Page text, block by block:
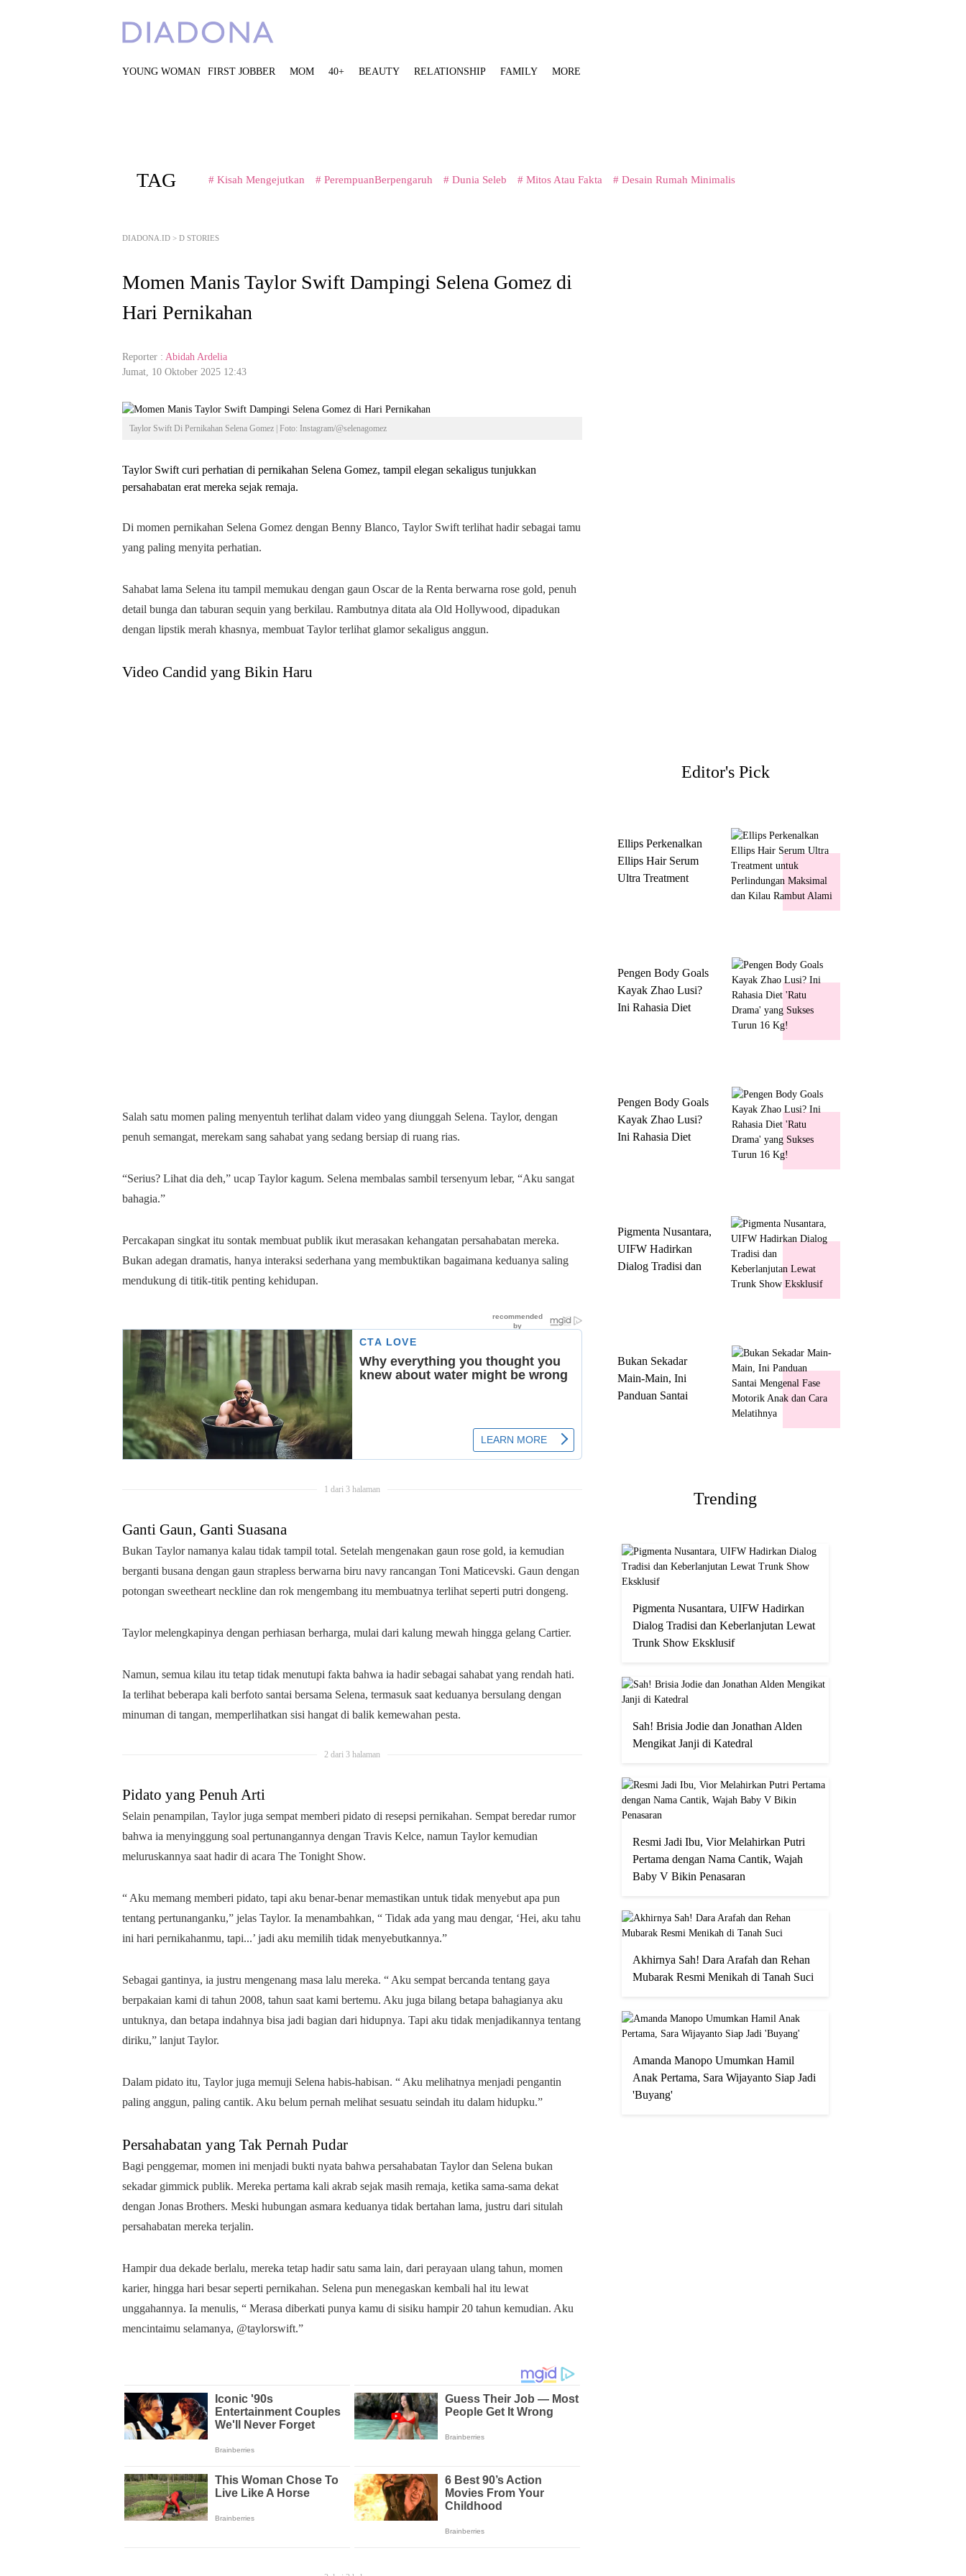
YOUNG WOMAN FIRST JOBBER MOM 40+ BEAUTY RELATIONSHIP FAMILY MORE
TAG # Kisah Mengejutkan # PerempuanBerpengaruh # Dunia Seleb # Mitos Atau Fakta # Desain Rumah Minimalis
DIADONA.ID > D STORIES
Momen Manis Taylor Swift Dampingi Selena Gomez di
Hari Pernikahan
Reporter : Abidah Ardelia
Jumat, 10 Oktober 2025 12:43
Taylor Swift Di Pernikahan Selena Gomez | Foto: Instagram/@selenagomez
Taylor Swift curi perhatian di pernikahan Selena Gomez, tampil elegan sekaligus tunjukkan
persahabatan erat mereka sejak remaja.
Di momen pernikahan Selena Gomez dengan Benny Blanco, Taylor Swift terlihat hadir sebagai tamu
yang paling menyita perhatian.
Sahabat lama Selena itu tampil memukau dengan gaun Oscar de la Renta berwarna rose gold, penuh
detail bunga dan taburan sequin yang berkilau. Rambutnya ditata ala Old Hollywood, dipadukan
dengan lipstik merah khasnya, membuat Taylor terlihat glamor sekaligus anggun.
Video Candid yang Bikin Haru
Salah satu momen paling menyentuh terlihat dalam video yang diunggah Selena. Taylor, dengan
penuh semangat, merekam sang sahabat yang sedang bersiap di ruang rias.
“Serius? Lihat dia deh,” ucap Taylor kagum. Selena membalas sambil tersenyum lebar, “Aku sangat
bahagia.”
Percakapan singkat itu sontak membuat publik ikut merasakan kehangatan persahabatan mereka.
Bukan adegan dramatis, hanya interaksi sederhana yang membuktikan bagaimana keduanya saling
mendukung di titik-titik penting kehidupan.
1 dari 3 halaman
Ganti Gaun, Ganti Suasana
Bukan Taylor namanya kalau tidak tampil total. Setelah mengenakan gaun rose gold, ia kemudian
berganti busana dengan gaun strapless berwarna biru navy rancangan Toni Maticevski. Gaun dengan
potongan sweetheart neckline dan rok mengembang itu membuatnya terlihat seperti putri dongeng.
Taylor melengkapinya dengan perhiasan berharga, mulai dari kalung mewah hingga gelang Cartier.
Namun, semua kilau itu tetap tidak menutupi fakta bahwa ia hadir sebagai sahabat yang rendah hati.
Ia terlihat beberapa kali berfoto santai bersama Selena, termasuk saat keduanya bersulang dengan
minuman di tangan, memperlihatkan sisi hangat di balik kemewahan pesta.
2 dari 3 halaman
Pidato yang Penuh Arti
Selain penampilan, Taylor juga sempat memberi pidato di resepsi pernikahan. Sempat beredar rumor
bahwa ia menyinggung soal pertunangannya dengan Travis Kelce, namun Taylor kemudian
meluruskannya saat hadir di acara The Tonight Show.
“ Aku memang memberi pidato, tapi aku benar-benar memastikan untuk tidak menyebut apa pun
tentang pertunanganku,” jelas Taylor. Ia menambahkan, “ Tidak ada yang mau dengar, ‘Hei, aku tahu
ini hari pernikahanmu, tapi...’ jadi aku memilih tidak menyebutkannya.”
Sebagai gantinya, ia justru mengenang masa lalu mereka. “ Aku sempat bercanda tentang gaya
berpakaian kami di tahun 2008, tahun saat kami bertemu. Aku juga bilang betapa bahagianya aku
untuknya, dan betapa indahnya bisa jadi bagian dari hidupnya. Tapi aku tidak menjadikannya tentang
diriku,” lanjut Taylor.
Dalam pidato itu, Taylor juga memuji Selena habis-habisan. “ Aku melihatnya menjadi pengantin
paling anggun, paling cantik. Aku belum pernah melihat sesuatu seindah itu dalam hidupku.”
Persahabatan yang Tak Pernah Pudar
Bagi penggemar, momen ini menjadi bukti nyata bahwa persahabatan Taylor dan Selena bukan
sekadar gimmick publik. Mereka pertama kali akrab sejak masih remaja, ketika sama-sama dekat
dengan Jonas Brothers. Meski hubungan asmara keduanya tidak bertahan lama, justru dari situlah
persahabatan mereka terjalin.
Hampir dua dekade berlalu, mereka tetap hadir satu sama lain, dari perayaan ulang tahun, momen
karier, hingga hari besar seperti pernikahan. Selena pun menegaskan kembali hal itu lewat
unggahannya. Ia menulis, “ Merasa diberkati punya kamu di sisiku hampir 20 tahun kemudian. Aku
mencintaimu selamanya, @taylorswift.”
Editor's Pick
Ellips Perkenalkan
Ellips Hair Serum
Ultra Treatment
Pengen Body Goals
Kayak Zhao Lusi?
Ini Rahasia Diet
Pengen Body Goals
Kayak Zhao Lusi?
Ini Rahasia Diet
Pigmenta Nusantara,
UIFW Hadirkan
Dialog Tradisi dan
Bukan Sekadar
Main-Main, Ini
Panduan Santai
Trending
Pigmenta Nusantara, UIFW Hadirkan
Dialog Tradisi dan Keberlanjutan Lewat
Trunk Show Eksklusif
Sah! Brisia Jodie dan Jonathan Alden
Mengikat Janji di Katedral
Resmi Jadi Ibu, Vior Melahirkan Putri
Pertama dengan Nama Cantik, Wajah
Baby V Bikin Penasaran
Akhirnya Sah! Dara Arafah dan Rehan
Mubarak Resmi Menikah di Tanah Suci
Amanda Manopo Umumkan Hamil
Anak Pertama, Sara Wijayanto Siap Jadi
'Buyang'